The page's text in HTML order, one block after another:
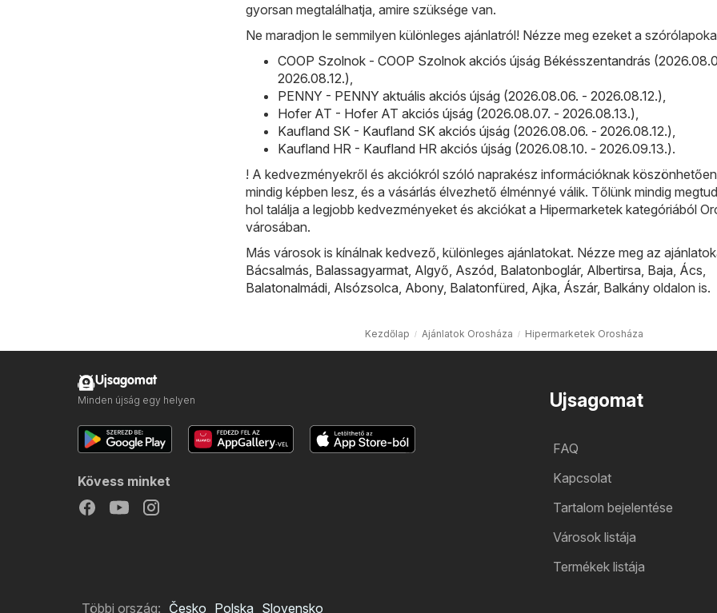
gyorsan megtalálhatja, amire szüksége van.
Ne maradjon le semmilyen különleges ajánlatról! Nézze meg ezeket a
COOP Szolnok - COOP Szolnok akciós újság Békésszentandrás
2026.08.12.)
PENNY - PENNY aktuális akciós újság (2026.08.06. - 2026.08.12.)
Hofer AT - Hofer AT akciós újság (2026.08.07. - 2026.08.13.)
Kaufland SK - Kaufland SK akciós újság (2026.08.06. - 2026.08.12.)
Kaufland HR - Kaufland HR akciós újság (2026.08.10. - 2026.09.13.).
! A kedvezményekről és akciókról szóló naprakész információknak
mindig képben lesz, és a vásárlás élvezhető élménnyé válik. Tőlünk mindig
hol találja a legjobb kedvezményeket és akciókat a Hipermarketek kategóriából
városában.
Más városok is kínálnak kedvező, különleges ajánlatokat. Nézze meg az
Bácsalmás Balassagyarmat Algyő Aszód Balatonboglár, Albertirsa Baja Ács
Balatonalmádi Alsózsolca Abony, Balatonfüred Ajka Ászár, Balkány oldalon is.
Kezdőlap Ajánlatok Orosháza Hipermarketek Orosháza
Ujsagomat
FAQ
Kapcsolat
Tartalom bejelentése
Városok listája
Termékek listája
Ujsagomat
Minden újság egy helyen
Kövess minket
Többi ország: Česko Polska Slovensko